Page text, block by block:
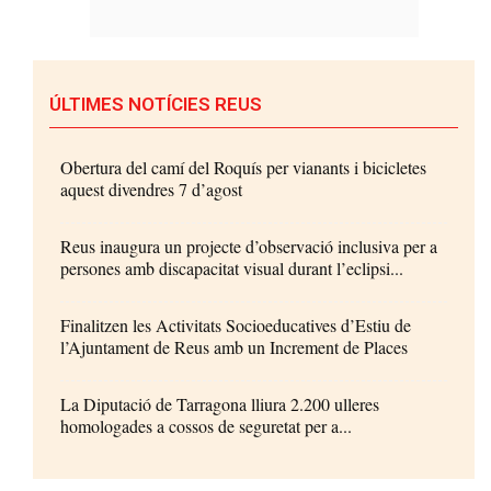
ÚLTIMES NOTÍCIES REUS
Obertura del camí del Roquís per vianants i bicicletes
aquest divendres 7 d’agost
Reus inaugura un projecte d’observació inclusiva per a
persones amb discapacitat visual durant l’eclipsi...
Finalitzen les Activitats Socioeducatives d’Estiu de
l’Ajuntament de Reus amb un Increment de Places
La Diputació de Tarragona lliura 2.200 ulleres
homologades a cossos de seguretat per a...